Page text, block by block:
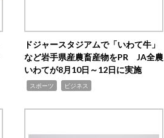
ドジャースタジアムで「いわて牛」
など岩手県産農畜産物をPR JA全農
いわてが8月10日～12日に実施
スポーツ ビジネス